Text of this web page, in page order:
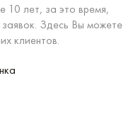
10 лет, за это время,
Здесь Вы можете
клиентов.